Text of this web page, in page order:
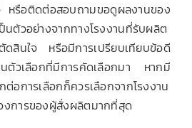
หรือติดต่อสอบถามขอดูผลงานของ
นตัวอย่างจากทางโรงงานที่รับผลิต
ดสินใจ หรือมีการเปรียบเทียบข้อดี
นตัวเลือกที่มีการคัดเลือกมา หากมี
อการเลือกก็ควรเลือกจากโรงงาน
การของผู้สั่งผลิตมากที่สุด